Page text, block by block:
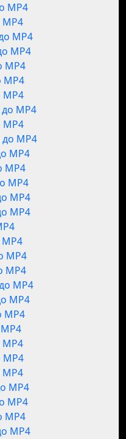
MP4
MP4
MP4
MP4
MP4
MP4
MP4
MP4
MP4
MP4
MP4
MP4
MP4
MP4
MP4
MP4
MP4
MP4
MP4
MP4
MP4
MP4
MP4
MP4
MP4